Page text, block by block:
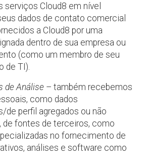
serviços Cloud8 em nível
dados de contato comercial
a Cloud8 por uma
dentro de sua empresa ou
(como um membro de seu
de TI).
de Análise – também recebemos
como dados
de perfil agregados ou não
de fontes de terceiros, como
no fornecimento de
análises e software como